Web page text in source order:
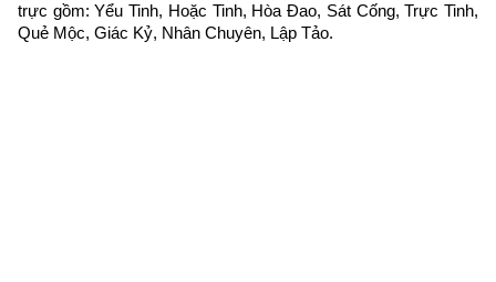
trực gồm: Yểu Tinh, Hoặc Tinh, Hòa Đao, Sát Cống, Trực Tinh,
Quẻ Mộc, Giác Kỷ, Nhân Chuyên, Lập Tảo.